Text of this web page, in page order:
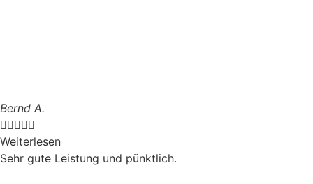
Bernd A.

Weiterlesen
Sehr gute Leistung und pünktlich.